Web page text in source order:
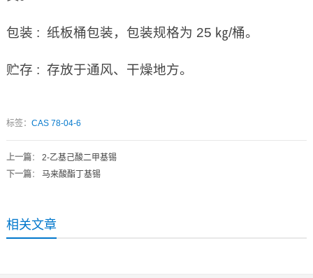
包装 : 纸板桶包装，包装规格为 25 ㎏/桶。
贮存 : 存放于通风、干燥地方。
标签： CAS 78-04-6
上一篇： 2-乙基己酸二甲基锡
下一篇： 马来酸酯丁基锡
相关文章